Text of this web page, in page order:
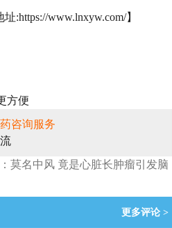
:https://www.lnxyw.com/】
方便
咨询服务
莫名中风 竟是心脏长肿瘤引发脑
更多评论 >